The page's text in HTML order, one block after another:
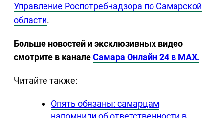
Управление Роспотребнадзора по Самарской
области.
Больше новостей и эксклюзивных видео
смотрите в каналеСамара Онлайн 24 в MAX.
Читайте также:
Опять обязаны: самарцам
напомнили об ответственности в